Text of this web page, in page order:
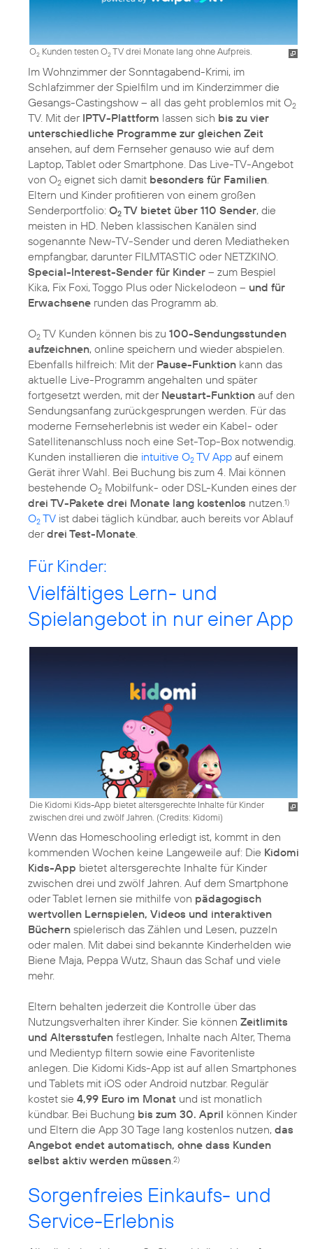
O2 Kunden testen O2TV drei Monate lang ohne Aufpreis.
Im Wohnzimmer der Sonntagabend-Krimi, im
Schlafzimmer der Spielfilm und im Kinderzimmer die
Gesangs-Castingshow – all das geht problemlos mit O2
TV. Mit der IPTV-Plattform lassen sich bis zu vier
unterschiedliche Programme zur gleichen Zeit
ansehen, auf dem Fernseher genauso wie auf dem
Laptop, Tablet oder Smartphone. Das Live-TV-Angebot
von O2 eignet sich damit besonders für Familien
Eltern und Kinder profitieren von einem großen
Senderportfolio: O2 TV bietet über 110 Sender, die
meisten in HD. Neben klassischen Kanälen sind
sogenannte New-TV-Sender und deren Mediatheken
empfangbar, darunter FILMTASTIC oder NETZKINO.
Special-Interest-Sender für Kinder – zum Bespiel
Kika, Fix Foxi, Toggo Plus oder Nickelodeon – und für
Erwachsene runden das Programm ab.
O2 TV Kunden können bis zu 100-Sendungsstunden
aufzeichnen, online speichern und wieder abspielen.
Ebenfalls hilfreich: Mit der Pause-Funktion kann das
aktuelle Live-Programm angehalten und später
fortgesetzt werden, mit der Neustart-Funktion auf den
Sendungsanfang zurückgesprungen werden. Für das
moderne Fernseherlebnis ist weder ein Kabel- oder
Satellitenanschluss noch eine Set-Top-Box notwendig.
Kunden installieren die intuitive O2 TV App auf einem
Gerät ihrer Wahl. Bei Buchung bis zum 4. Mai können
bestehende O2 Mobilfunk- oder DSL-Kunden eines der
drei TV-Pakete drei Monate lang kostenlos nutzen. 1)
O2 TV ist dabei täglich kündbar, auch bereits vor Ablauf
derdrei Test-Monate
Für Kinder:
Vielfältiges Lern- und
Spielangebot in nur einer App
Die Kidomi Kids-App bietet altersgerechte Inhalte für Kinder
zwischen drei und zwölf Jahren. (Credits: Kidomi)
Wenn das Homeschooling erledigt ist, kommt in den
kommenden Wochen keine Langeweile auf: Die Kidomi
Kids-App bietet altersgerechte Inhalte für Kinder
zwischen drei und zwölf Jahren. Auf dem Smartphone
oder Tablet lernen sie mithilfe von pädagogisch
wertvollen Lernspielen, Videos und interaktiven
Büchern spielerisch das Zählen und Lesen, puzzeln
oder malen. Mit dabei sind bekannte Kinderhelden wie
Biene Maja, Peppa Wutz, Shaun das Schaf und viele
mehr.
Eltern behalten jederzeit die Kontrolle über das
Nutzungsverhalten ihrer Kinder. Sie können Zeitlimits
und Altersstufen festlegen, Inhalte nach Alter, Thema
und Medientyp filtern sowie eine Favoritenliste
anlegen. Die Kidomi Kids-App ist auf allen Smartphones
und Tablets mit iOS oder Android nutzbar. Regulär
kostet sie 4,99 Euro im Monat und ist monatlich
kündbar. Bei Buchung bis zum 30. April können Kinder
und Eltern die App 30 Tage lang kostenlos nutzen, das
Angebot endet automatisch, ohne dass Kunden
selbst aktiv werden müssen.2)
Sorgenfreies Einkaufs- und
Service-Erlebnis